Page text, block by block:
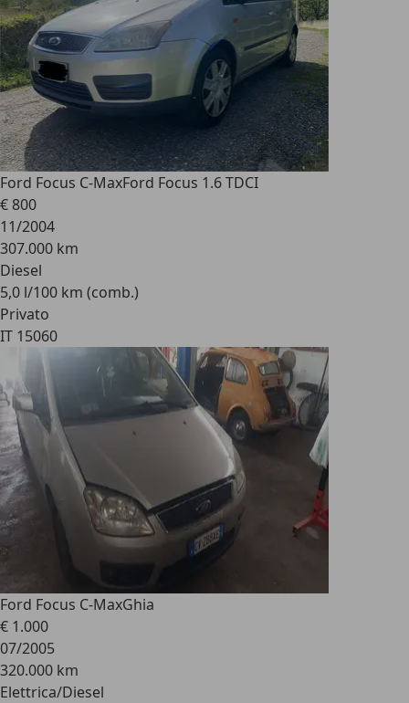
Ford Focus C-MaxFord Focus 1.6 TDCI
€ 800
11/2004
307.000 km
Diesel
5,0 l/100 km (comb.)
Privato
IT 15060
Ford Focus C-MaxGhia
€ 1.000
07/2005
320.000 km
Elettrica/Diesel